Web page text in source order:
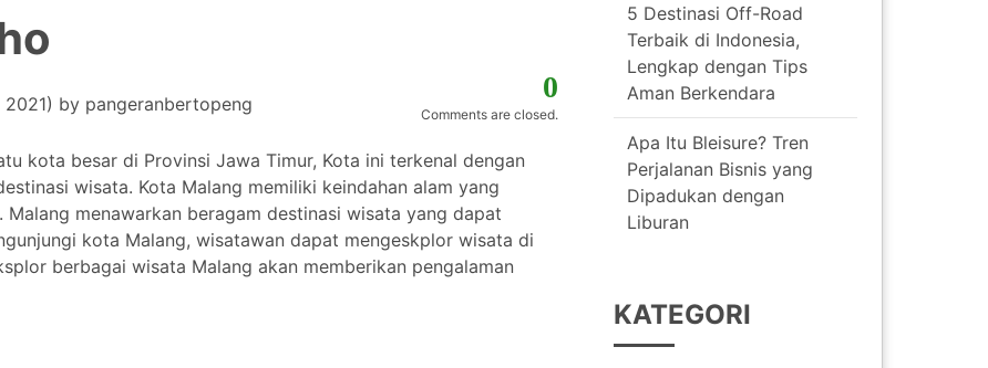
0
Comments are closed.
2021) by pangeranbertopeng
kota besar di Provinsi Jawa Timur, Kota ini terkenal dengan
wisata. Kota Malang memiliki keindahan alam yang
menawarkan beragam destinasi wisata yang dapat
kota Malang, wisatawan dapat mengeskplor wisata di
berbagai wisata Malang akan memberikan pengalaman
5 Destinasi Off-Road
Terbaik di Indonesia,
Lengkap dengan Tips
Aman Berkendara
Apa Itu Bleisure? Tren
Perjalanan Bisnis yang
Dipadukan dengan
Liburan
KATEGORI